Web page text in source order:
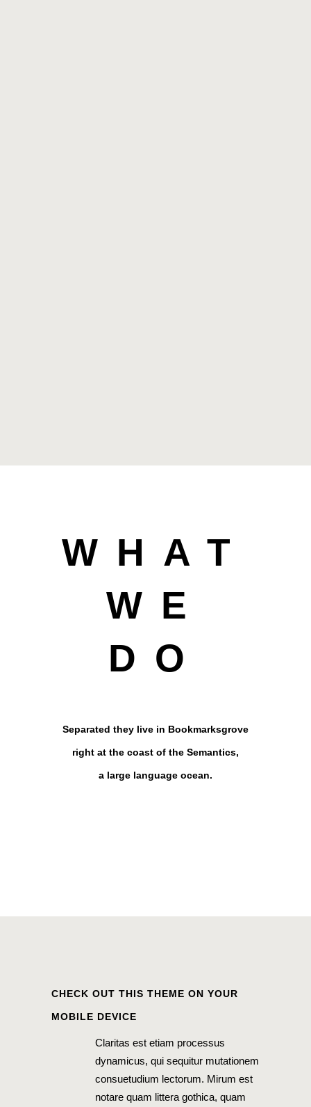
WHAT
WE
DO
Separated they live in Bookmarksgrove
right at the coast of the Semantics,
a large language ocean.
CHECK OUT THIS THEME ON YOUR
MOBILE DEVICE
Claritas est etiam processus
dynamicus, qui sequitur mutationem
consuetudium lectorum. Mirum est
notare quam littera gothica, quam